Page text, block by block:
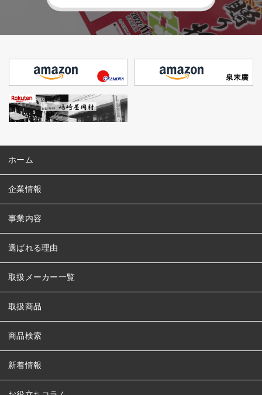
ホーム
企業情報
事業内容
選ばれる理由
取扱メーカー一覧
取扱商品
商品検索
新着情報